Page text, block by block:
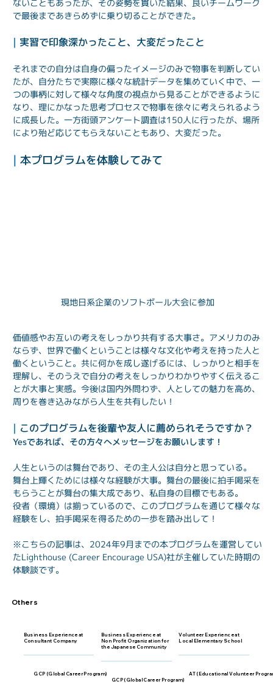
ないこともあったが、その姿勢を貫いた結果、良いチームワーク
で最後まであきらめずに乗り切ることができた。
| 実習で印象深かったこと、大変だったこと
それまでの自分は自身の偏ったイメージのみで物事を判断してい
たが、自分たちで実際に様々な統計データを集めていく中で、一
つの事柄に対して様々な角度の視点から見ることができるように
なり、理にかなった思考プロセスで物事を徐々に考えられるよう
に成長した。一方街頭アンケート調査は150人に行ったが、場所
により殆ど応じてもらえないこともあり、大変だった。
| 本プログラムを体験してみて
現地日系企業のソフトボール大会に参加
価値感やお互いの考えをしっかり共有する大事さ。アメリカのみ
ならず、世界で働くということは様々な文化や考えを持った人と
働くということ。共に何かを成し遂げるには、しっかりと相手を
理解し、そのうえで自分の考えをしっかりわかりやすく伝えるこ
とが大事と実感。今後は国内外問わず、人としての魅力を高め、
周りを巻き込みながら人生を共有したい！
| このプログラムを後輩や友人に薦められそうですか？
Yesであれば、その方々へメッセージをお願いします！
人生というのは舞台であり、その主人公は自分と思っている。
舞台上輝くためには様々な経験が大事。舞台の最後に拍手喝采を
もらうことが舞台の集大成であり、私自身の目標でもある。
役者（環境）は揃っているので、このプログラムを通じて様々な
経験をし、拍手喝采を得るための一歩を踏み出して！
※こちらの記事は、2024年9月までの本プログラムを運営してい
たLighthouse (Career Encourage USA)社が主催していた時期の
体験談です。
Others
Business Experience at
Consultant Company
GCP (Global Career Program)
Business Experience at
Non Profit Organization for
the Japanese Community
GCP (Global Career Program)
Volunteer Experience at
Local Elementary School
AT (Educational Volunteer